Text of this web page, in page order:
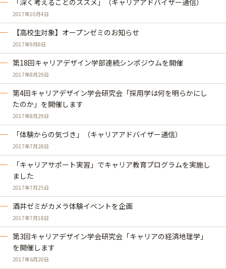
「深く考えることのススメ」（キャリアアドバイザー通信）
2017年10月4日
【高校生対象】オープンゼミのお知らせ
2017年9月8日
第18回キャリアデザイン学部連続シンポジウムを開催
2017年8月29日
第4回キャリアデザイン学会研究会「採用学は何を明らかにし
たのか」を開催します
2017年8月29日
「体験からの気づき」（キャリアアドバイザー通信）
2017年7月28日
「キャリアサポート実習」でキャリア教育プログラムを実施し
ました
2017年7月25日
酒井ゼミがカメラ体験イベントを企画
2017年7月18日
第3回キャリアデザイン学会研究会「キャリアの経済地理学」
を開催します
2017年6月20日